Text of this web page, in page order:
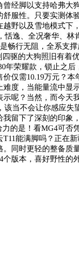
经脚以支持哈弗大
服性。只要实测体
野以及雪地模式
逸、全况奢华、
行无阻，全系支
驱的大狗照旧有
年荣耀款，锁止之
仅需10.19万元？
度，当能量流中显
呢？当然，而今天
当不会让你感应
留下了深刻的印象
的是！看MG4可
能满脚吗？正在
时更轻的整备质
版本，喜好野性的